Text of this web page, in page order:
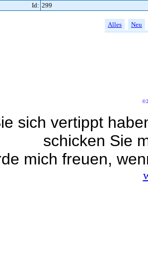
Id: 299
Alles Neu
sich vertippt
schicken Sie
mich freuen,